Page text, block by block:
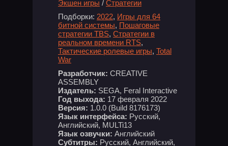
Экшен игры / Стратегии
Подборки: 2022, Игры для 64
битной системы, Пошаговые
стратегии TBS, Стратегии в
реальном времени RTS,
Тактические ролевые игры, Total
War
Разработчик: CREATIVE
ASSEMBLY
Издатель: SEGA, Feral Interactive
Год выхода: 17 февраля 2022
Версия: 1.0.0 (Build 8176173)
Язык интерфейса: Русский,
Английский, MULTi13
Язык озвучки: Английский
Субтитры: Русский, Английский,